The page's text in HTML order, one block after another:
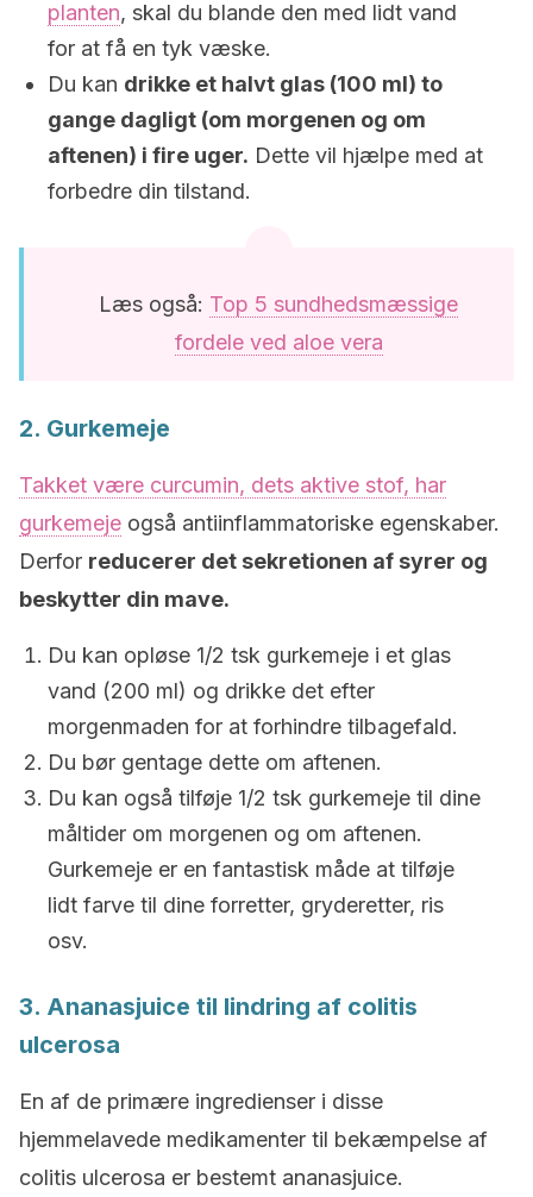
planten, skal du blande den med lidt vand
for at få en tyk væske.
Du kan drikke et halvt glas (100 ml) to
gange dagligt (om morgenen og om
aftenen) i fire uger. Dette vil hjælpe med at
forbedre din tilstand.
Læs også: Top 5 sundhedsmæssige
fordele ved aloe vera
2. Gurkemeje
Takket være curcumin, dets aktive stof, har
gurkemeje også antiinflammatoriske egenskaber.
Derfor reducerer det sekretionen af syrer og
beskytter din mave.
Du kan opløse 1/2 tsk gurkemeje i et glas
vand (200 ml) og drikke det efter
morgenmaden for at forhindre tilbagefald.
Du bør gentage dette om aftenen.
Du kan også tilføje 1/2 tsk gurkemeje til dine
måltider om morgenen og om aftenen.
Gurkemeje er en fantastisk måde at tilføje
lidt farve til dine forretter, gryderetter, ris
osv.
3. Ananasjuice til lindring af colitis
ulcerosa
En af de primære ingredienser i disse
hjemmelavede medikamenter til bekæmpelse af
colitis ulcerosa er bestemt ananasjuice.